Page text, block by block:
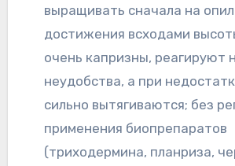
выращивать сначала на
достижения всходами
очень капризны, реагируют
неудобства, а при
сильно вытягиваются; без
применения биопрепаратов
(триходермина, планриза,